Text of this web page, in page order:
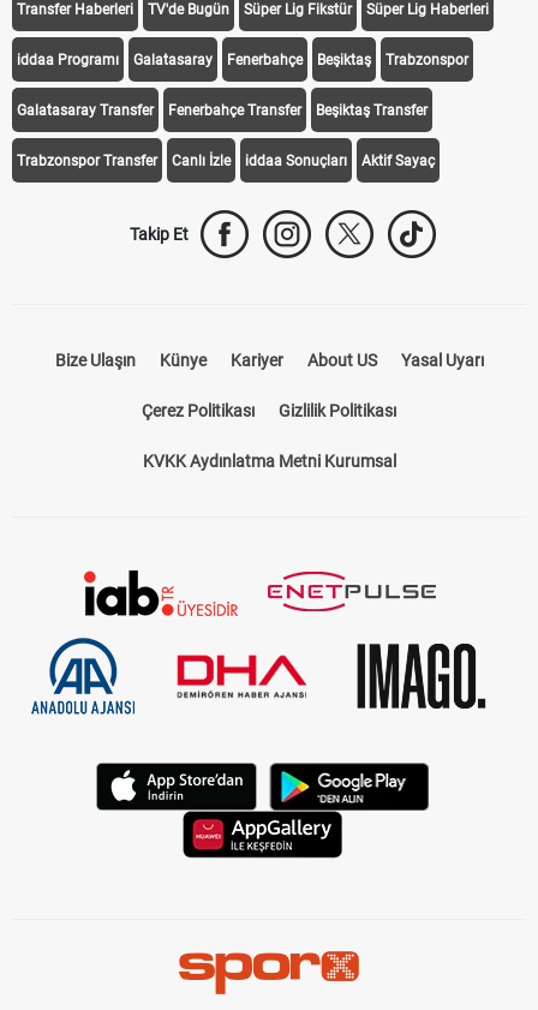
Transfer Haberleri TV'de Bugün Süper Lig Fikstür Süper Lig Haberleri
iddaa Programı Galatasaray Fenerbahçe Beşiktaş Trabzonspor
Galatasaray Transfer Fenerbahçe Transfer Beşiktaş Transfer
Trabzonspor Transfer Canlı İzle iddaa Sonuçları Aktif Sayaç
Takip Et
Bize Ulaşın Künye Kariyer About US Yasal Uyarı
Çerez Politikası Gizlilik Politikası
KVKK Aydınlatma Metni Kurumsal